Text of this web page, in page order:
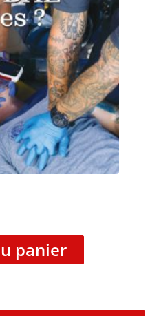
panier